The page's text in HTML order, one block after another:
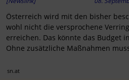
Österreich wird mit den bisher
wohl nicht die versprochene
erreichen. Das könnte das Budget
Ohne zusätzliche Maßnahmen
sn.at